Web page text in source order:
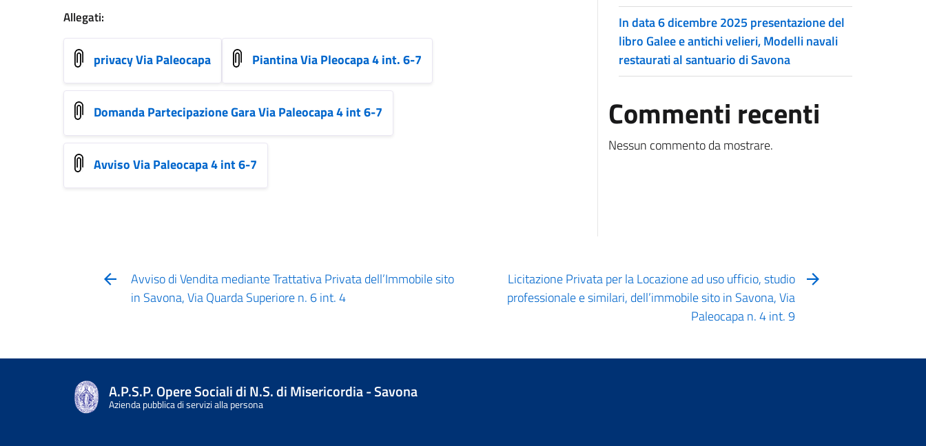
Allegati:
privacy Via Paleocapa Piantina Via Pleocapa 4 int. 6-7
Domanda Partecipazione Gara Via Paleocapa 4 int 6-7
Avviso Via Paleocapa 4 int 6-7
In data 6 dicembre 2025 presentazione del
libro Galee e antichi velieri, Modelli navali
restaurati al santuario di Savona
Commenti recenti
Nessun commento da mostrare.
Avviso di Vendita mediante Trattativa Privata dell’Immobile sito
in Savona, Via Quarda Superiore n. 6 int. 4
Licitazione Privata per la Locazione ad uso ufficio, studio
professionale e similari, dell’immobile sito in Savona, Via
Paleocapa n. 4 int. 9
A.P.S.P. Opere Sociali di N.S. di Misericordia - Savona
Azienda pubblica di servizi alla persona